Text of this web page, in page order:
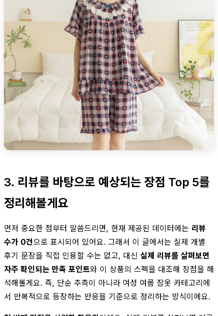
3. 리뷰를 바탕으로 예상되는 장점 Top 5를
정리해볼게요
먼저 중요한 점부터 말씀드리면, 현재 제공된 데이터에는 리뷰
수가 0건으로 표시되어 있어요. 그래서 이 글에서는 실제 개별
후기 문장을 직접 인용할 수는 없고, 대신 실제 리뷰를 살펴보면
자주 확인되는 만족 포인트와 이 상품의 스펙을 대조해 장점을 해
석해볼게요. 즉, 단순 추측이 아니라 여성 여름 잠옷 카테고리에
서 반복적으로 등장하는 반응을 기준으로 정리하는 방식이에요.